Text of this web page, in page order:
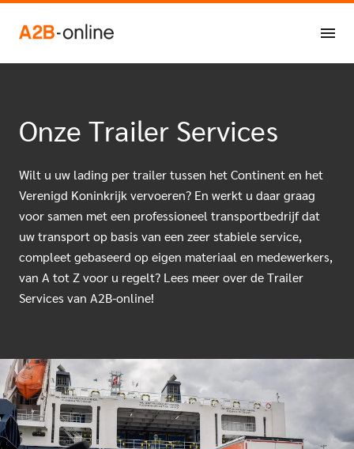
NL
EN
Onze Trailer Services
Wilt u uw lading per trailer tussen het Continent en het
Verenigd Koninkrijk vervoeren? En werkt u daar graag
voor samen met een professioneel transportbedrijf dat
uw transport op basis van een zeer stabiele service,
compleet gebaseerd op eigen materiaal en medewerkers,
van A tot Z voor u regelt? Lees meer over de Trailer
Services van A2B-online!